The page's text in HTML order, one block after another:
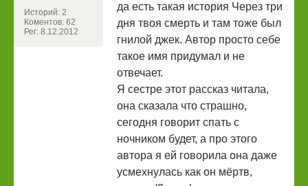
Историй: 2
Коментов: 62
Рег: 8.12.2012
да есть такая история Через три
дня твоя смерть и там тоже был
гнилой джек. Автор просто себе
такое имя придумал и не
отвечает.
Я сестре этот рассказ читала,
она сказала что страшно,
сегодня говорит спать с
ночником будет, а про этого
автора я ей говорила она даже
усмехнулась как он мёртв,